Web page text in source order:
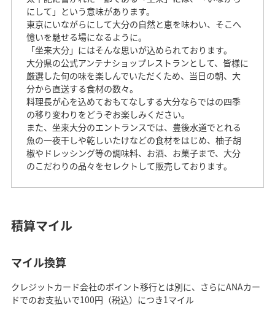
にして」という意味があります。
東京にいながらにして大分の自然と恵を味わい、そこへ
憶いを馳せる場になるように。
「坐来大分」にはそんな思いが込められております。
大分県の公式アンテナショップレストランとして、皆様に
厳選した旬の味を楽しんでいただくため、当日の朝、大
分から直送する食材の数々。
料理長が心を込めておもてなしする大分ならではの四季
の移り変わりをどうぞお楽しみください。
また、坐来大分のエントランスでは、豊後水道でとれる
魚の一夜干しや乾しいたけなどの食材をはじめ、柚子胡
椒やドレッシング等の調味料、お酒、お菓子まで、大分
のこだわりの品々をセレクトして販売しております。
積算マイル
マイル換算
クレジットカード会社のポイント移行とは別に、さらにANAカー
ドでのお支払いで100円（税込）につき1マイル